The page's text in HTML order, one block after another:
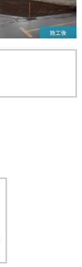
施工後